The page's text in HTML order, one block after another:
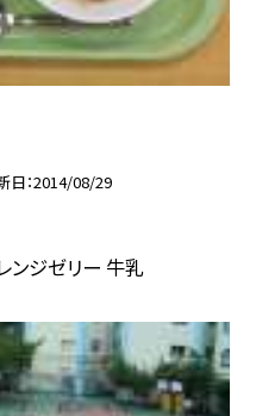
日 2014/08/29
ンジゼリー 牛乳